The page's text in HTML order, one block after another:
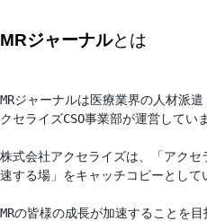
MRジャーナルとは
MRジャーナルは医療業界の人材派
クセライズCSO事業部が運営してい
株式会社アクセライズは、「アク
速する場」をキャッチコピーとして
MRの皆様の成長が加速することを